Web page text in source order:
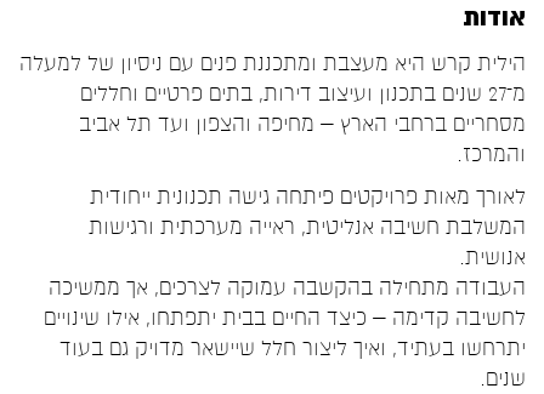
אודות
הילית קרש היא מעצבת ומתכננת פנים עם ניסיון של למעלה
מ־27 שנים בתכנון ועיצוב דירות, בתים פרטיים וחללים
מסחריים ברחבי הארץ – מחיפה והצפון ועד תל אביב
והמרכז.
לאורך מאות פרויקטים פיתחה גישה תכנונית ייחודית
המשלבת חשיבה אנליטית, ראייה מערכתית ורגישות
אנושית.
העבודה מתחילה בהקשבה עמוקה לצרכים, אך ממשיכה
לחשיבה קדימה – כיצד החיים בבית יתפתחו, אילו שינויים
יתרחשו בעתיד, ואיך ליצור חלל שיישאר מדויק גם בעוד
שנים.